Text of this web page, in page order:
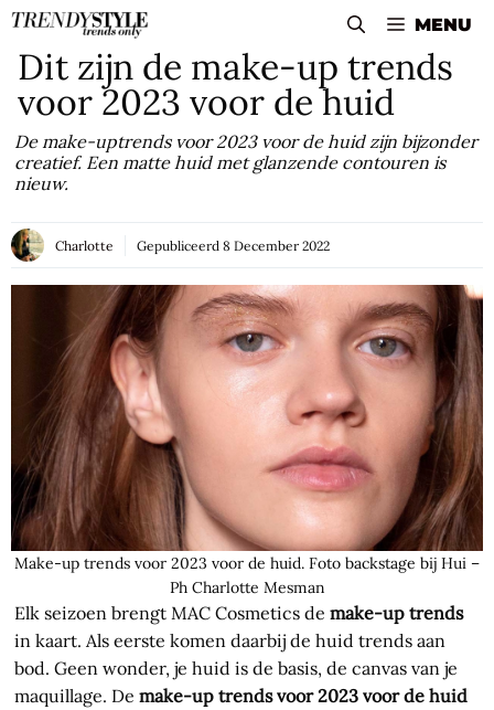
Skip
content
MENU
Dit zijn de make-up trends
voor 2023 voor de huid
De make-uptrends voor 2023 voor de huid zijn bijzonder
creatief. Een matte huid met glanzende contouren is
nieuw.
Charlotte Gepubliceerd 8 December 2022
Make-up trends voor 2023 voor de huid. Foto backstage bij Hui –
Ph Charlotte Mesman
Elk seizoen brengt MAC Cosmetics demake-up trends
in kaart. Als eerste komen daarbij de huid trends aan
bod. Geen wonder, je huid is de basis, de canvas van je
maquillage. Demake-up trends voor 2023 voor de huid